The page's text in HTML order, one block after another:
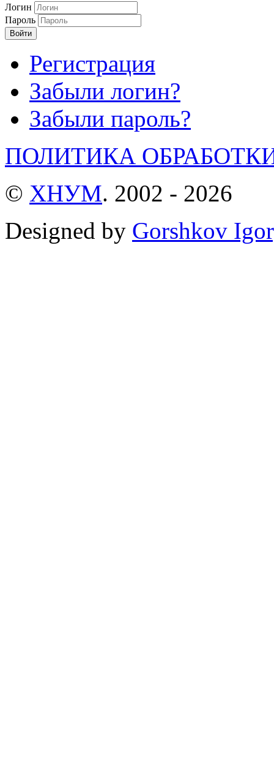
Логин
Пароль
Войти
Регистрация
Забыли логин?
Забыли пароль?
ПОЛИТИКА
© ХНУМ. 2002 - 2026
Designed by Gorshkov Igor